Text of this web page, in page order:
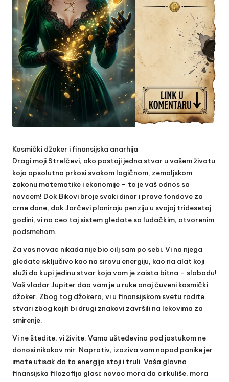
Kosmički džoker i finansijska anarhija
Dragi moji Strelčevi, ako postoji jedna stvar u vašem životu
koja apsolutno prkosi svakom logičnom, zemaljskom
zakonu matematike i ekonomije – to je vaš odnos sa
novcem! Dok Bikovi broje svaki dinar i prave fondove za
crne dane, dok Jarčevi planiraju penziju u svojoj tridesetoj
godini, vi na ceo taj sistem gledate sa ludačkim, otvorenim
podsmehom.
Za vas novac nikada nije bio cilj sam po sebi. Vi na njega
gledate isključivo kao na sirovu energiju, kao na alat koji
služi da kupi jedinu stvar koja vam je zaista bitna – slobodu!
Vaš vladar Jupiter dao vam je u ruke onaj čuveni kosmički
džoker. Zbog tog džokera, vi u finansijskom svetu radite
stvari zbog kojih bi drugi znakovi završili na lekovima za
smirenje.
Vi ne štedite, vi živite. Vama ušteđevina pod jastukom ne
donosi nikakav mir. Naprotiv, izaziva vam napad panike jer
imate utisak da ta energija stoji i truli. Vaša glavna
finansijska filozofija glasi: novac mora da cirkuliše, mora